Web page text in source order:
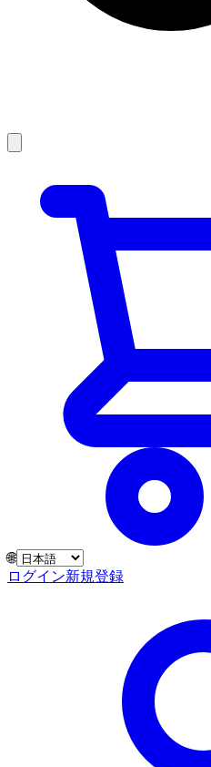
🌐
ログイン新規登録